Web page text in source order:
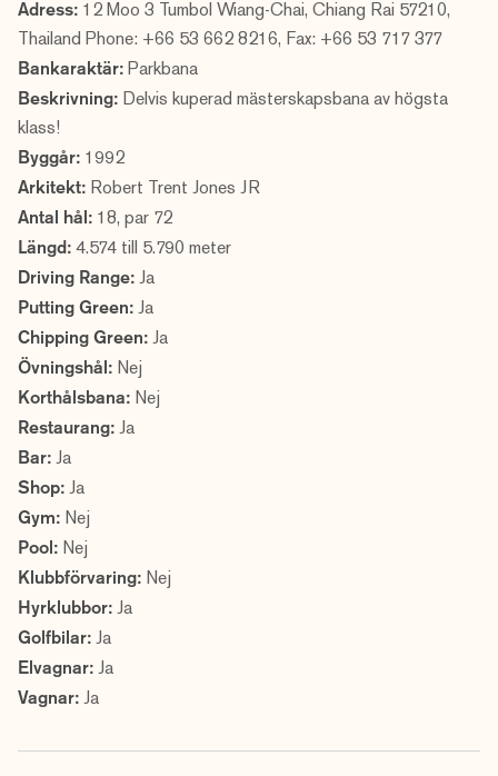
Adress: 12 Moo 3 Tumbol Wiang-Chai, Chiang Rai 57210,
Thailand Phone: +66 53 662 8216, Fax: +66 53 717 377
Bankaraktär: Parkbana
Beskrivning: Delvis kuperad mästerskapsbana av högsta
klass!
Byggår: 1992
Arkitekt: Robert Trent Jones JR
Antal hål: 18, par 72
Längd: 4.574 till 5.790 meter
Driving Range: Ja
Putting Green: Ja
Chipping Green: Ja
Övningshål: Nej
Korthålsbana: Nej
Restaurang: Ja
Bar: Ja
Shop: Ja
Gym: Nej
Pool: Nej
Klubbförvaring: Nej
Hyrklubbor: Ja
Golfbilar: Ja
Elvagnar: Ja
Vagnar: Ja